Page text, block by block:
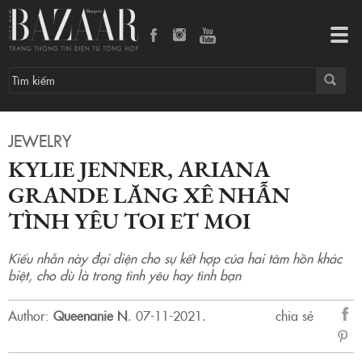
JEWELRY
KYLIE JENNER, ARIANA
GRANDE LĂNG XÊ NHẪN
TÌNH YÊU TOI ET MOI
Kiểu nhẫn này đại diện cho sự kết hợp của hai tâm hồn khác
biệt, cho dù là trong tình yêu hay tình bạn
Author: Queenanie N. 07-11-2021.
chia sẻ
sẻ